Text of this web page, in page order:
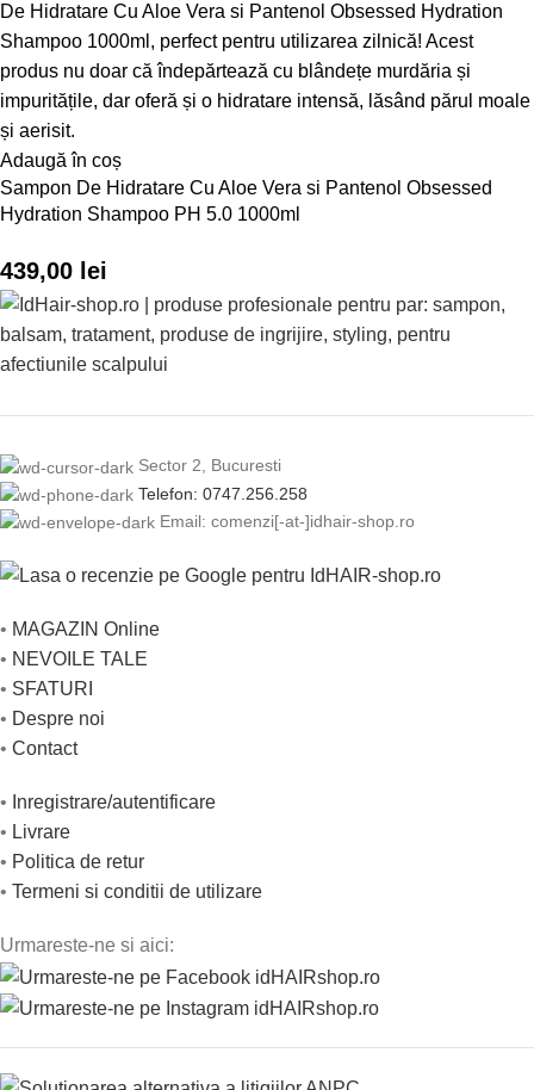
Adaugă în coș
Sampon De Hidratare Cu Aloe Vera si Pantenol Obsessed
Hydration Shampoo PH 5.0 1000ml
439,00 lei
Sector 2, Bucuresti
Telefon: 0747.256.258
Email: comenzi[-at-]idhair-shop.ro
• MAGAZIN Online
• NEVOILE TALE
• SFATURI
• Despre noi
• Contact
• Inregistrare/autentificare
• Livrare
• Politica de retur
• Termeni si conditii de utilizare
Urmareste-ne si aici: